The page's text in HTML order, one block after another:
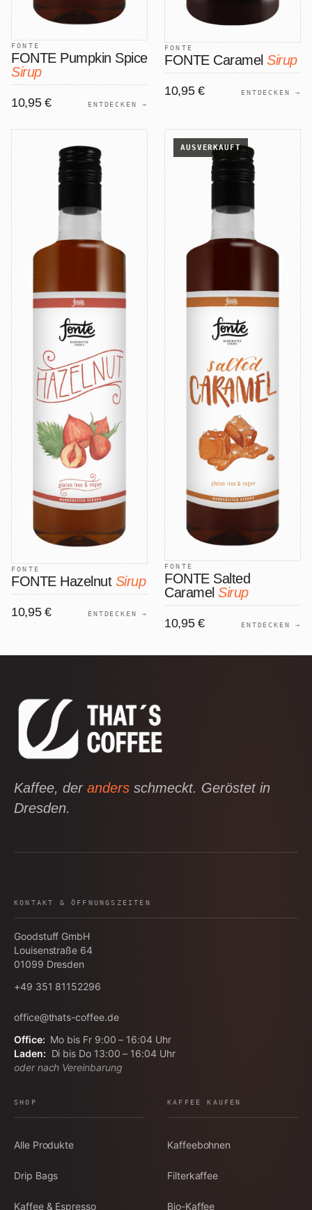
FONTE
FONTE Pumpkin Spice
Sirup
10,95 € ENTDECKEN →
FONTE
FONTE Caramel Sirup
10,95 € ENTDECKEN →
FONTE
FONTE Hazelnut Sirup
10,95 € ENTDECKEN →
AUSVERKAUFT
FONTE
FONTE Salted
Caramel Sirup
10,95 € ENTDECKEN →
Kaffee, der anders schmeckt. Geröstet in
Dresden.
KONTAKT & ÖFFNUNGSZEITEN
Goodstuff GmbH
Louisenstraße 64
01099 Dresden
+49 351 81152296
office@thats-coffee.de
Office: Mo bis Fr 9:00 – 16:04 Uhr
Laden: Di bis Do 13:00 – 16:04 Uhr
oder nach Vereinbarung
SHOP
Alle Produkte
Drip Bags
Kaffee & Espresso
KAFFEE KAUFEN
Kaffeebohnen
Filterkaffee
Bio-Kaffee